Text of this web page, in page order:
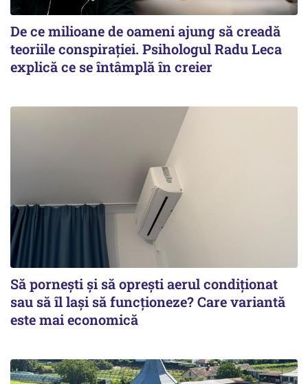
De ce milioane de oameni ajung să creadă
teoriile conspirației. Psihologul Radu Leca
explică ce se întâmplă în creier
Să pornești și să oprești aerul condiționat
sau să îl lași să funcționeze? Care variantă
este mai economică